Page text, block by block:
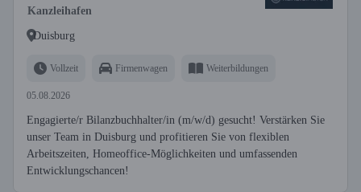
Kanzleihafen
Duisburg
Vollzeit Firmenwagen Weiterbildungen
05.08.2026
Engagierte/r Bilanzbuchhalter/in (m/w/d) gesucht! Verstärken Sie
unser Team in Duisburg und profitieren Sie von flexiblen
Arbeitszeiten, Homeoffice-Möglichkeiten und umfassenden
Entwicklungschancen!